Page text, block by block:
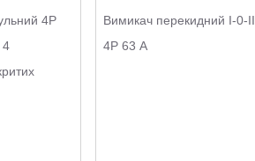
4P
4
Вимикач перекидний I-0-II
4Р 63 А